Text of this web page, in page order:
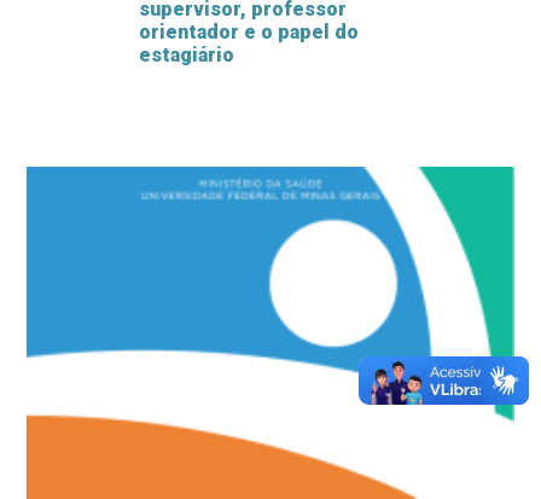
supervisor, professor
orientador e o papel do
estagiário